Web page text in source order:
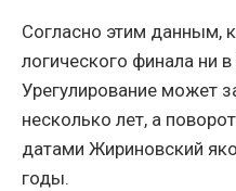
Согласно этим данным,
логического финала ни
Урегулирование может
несколько лет, а
датами Жириновский
годы.